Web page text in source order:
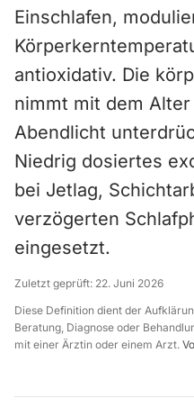
Einschlafen,
antioxidativ. Die
nimmt mit dem
Abendlicht
Niedrig dosiertes
bei Jetlag,
verzögerten
eingesetzt.
Zuletzt geprüft: 22. Juni 2026
Diese Definition dient der
Beratung, Diagnose oder
mit einer Ärztin oder einem Arzt.